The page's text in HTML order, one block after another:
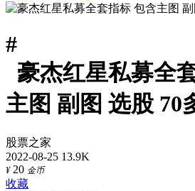
#
豪杰红星私募全
主图 副图 选股 70
股票之家
2022-08-25 13.9K
¥ 20 金币
收藏